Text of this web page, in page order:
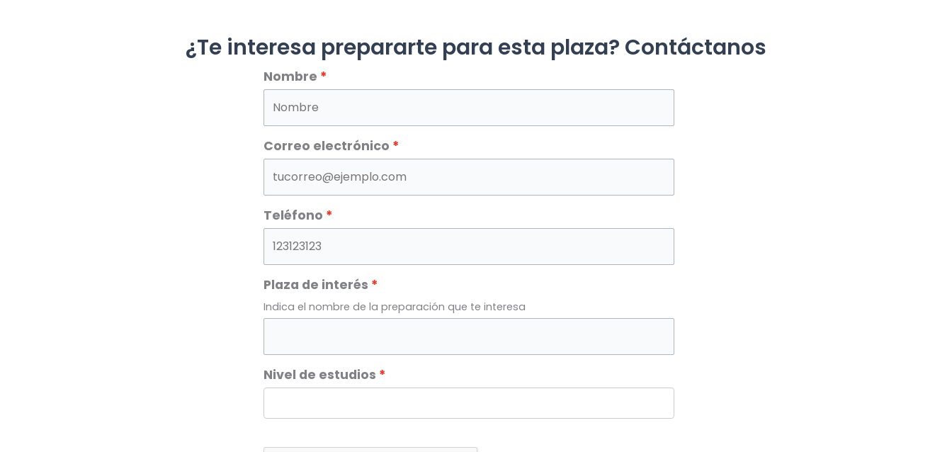
¿Te interesa prepararte para esta plaza? Contáctanos
Nombre
Correo electrónico
Teléfono
Plaza de interés
Indica el nombre de la preparación que te interesa
Nivel de estudios